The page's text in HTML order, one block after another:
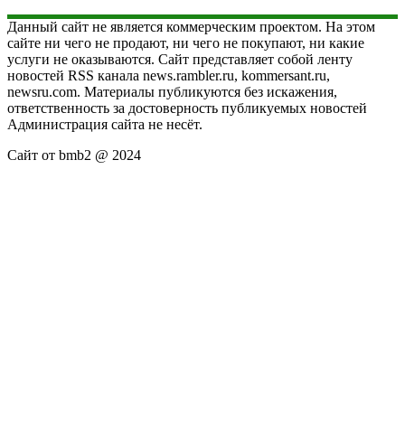
Данный сайт не является коммерческим проектом. На этом
сайте ни чего не продают, ни чего не покупают, ни какие
услуги не оказываются. Сайт представляет собой ленту
новостей RSS канала news.rambler.ru, kommersant.ru,
newsru.com. Материалы публикуются без искажения,
ответственность за достоверность публикуемых новостей
Администрация сайта не несёт.
Сайт от bmb2 @ 2024